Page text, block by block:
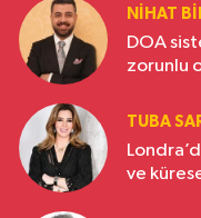
NIHAT
DOA
zorunlu
TUBA
ve